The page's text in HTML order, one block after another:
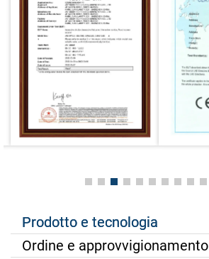
Prodotto e tecnologia
Ordine e approvvigionamento